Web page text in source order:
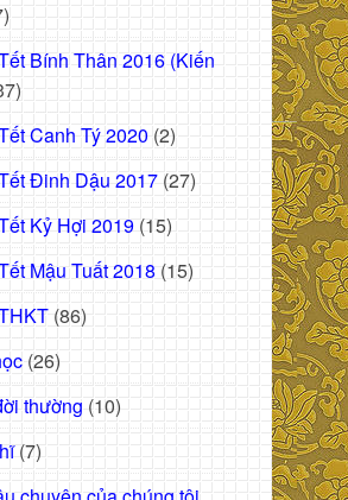
Bính Thân 2016 (Kiến
Canh Tý 2020 (2)
Đinh Dậu 2017 (27)
Kỷ Hợi 2019 (15)
Mậu Tuất 2018 (15)
(86)
(26)
thường (10)
(7)